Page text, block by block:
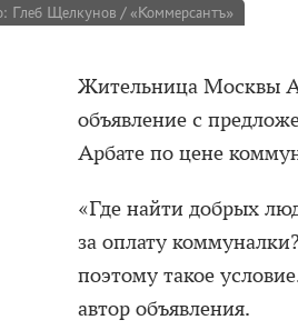
Глеб Щелкунов / «Коммерсантъ»
Жительница Москвы
объявление с
Арбате по цене
«Где найти добрых
за оплату
поэтому такое
автор объявления.